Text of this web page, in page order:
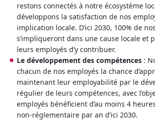
restons connectés à notre écosystème
développons la satisfaction de nos
implication locale. D’ici 2030, 100% de
s’impliqueront dans une cause locale et
leurs employés d’y contribuer.
Le développement des compétences :
chacun de nos employés la chance
maintenant leur employabilité par le
régulier de leurs compétences, avec
employés bénéficient d’au moins 4
non-réglementaire par an d’ici 2030.